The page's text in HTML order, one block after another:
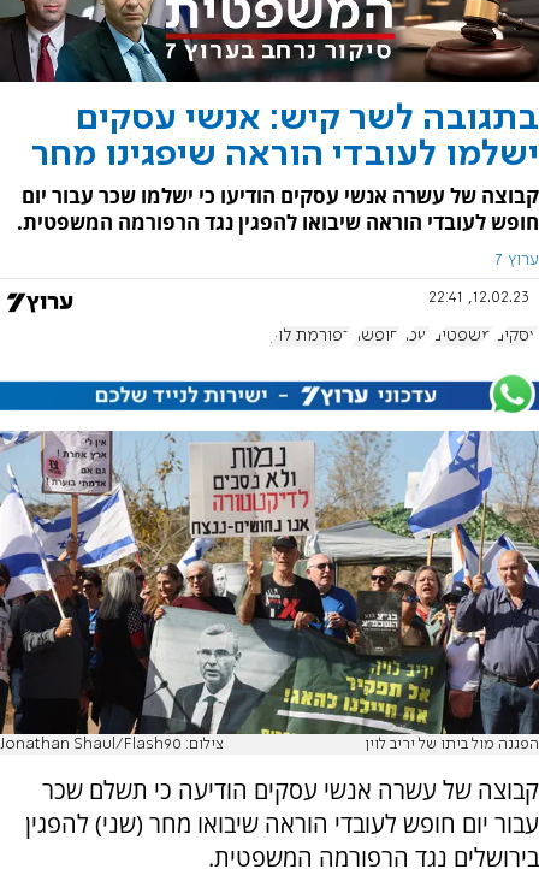
בתגובה לשר קיש: אנשי עסקים
ישלמו לעובדי הוראה שיפגינו מחר
קבוצה של עשרה אנשי עסקים הודיעו כי ישלמו שכר עבור יום
חופש לעובדי הוראה שיבואו להפגין נגד הרפורמה המשפטית.
ערוץ 7
12.02.23, 22:41
עסקים משפטים שכר חופשה רפורמת לוין
הפגנה מול ביתו של יריב לוין צילום: Jonathan Shaul/Flash90
קבוצה של עשרה אנשי עסקים הודיעה כי תשלם שכר
עבור יום חופש לעובדי הוראה שיבואו מחר (שני) להפגין
בירושלים נגד הרפורמה המשפטית.